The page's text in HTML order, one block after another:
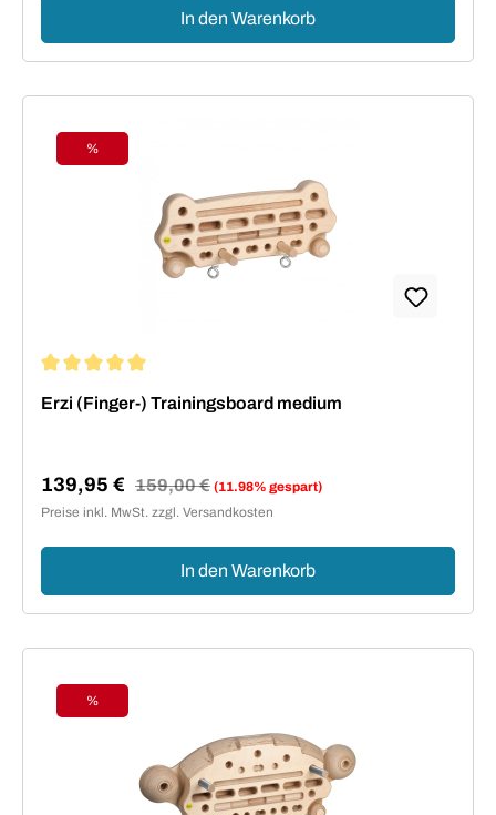
In den Warenkorb
Rabatt
%
Erzi (Finger-) Trainingsboard medium
Verkaufspreis:
139,95 € Regulärer Preis:
159,00 € (11.98% gespart)
Preise inkl. MwSt. zzgl. Versandkosten
In den Warenkorb
Rabatt
%